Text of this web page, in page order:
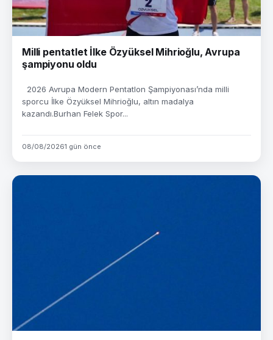
Milli pentatlet İlke Özyüksel Mihrioğlu, Avrupa
şampiyonu oldu
2026 Avrupa Modern Pentatlon Şampiyonası’nda milli
sporcu İlke Özyüksel Mihrioğlu, altın madalya
kazandı.Burhan Felek Spor...
08/08/20261 gün önce